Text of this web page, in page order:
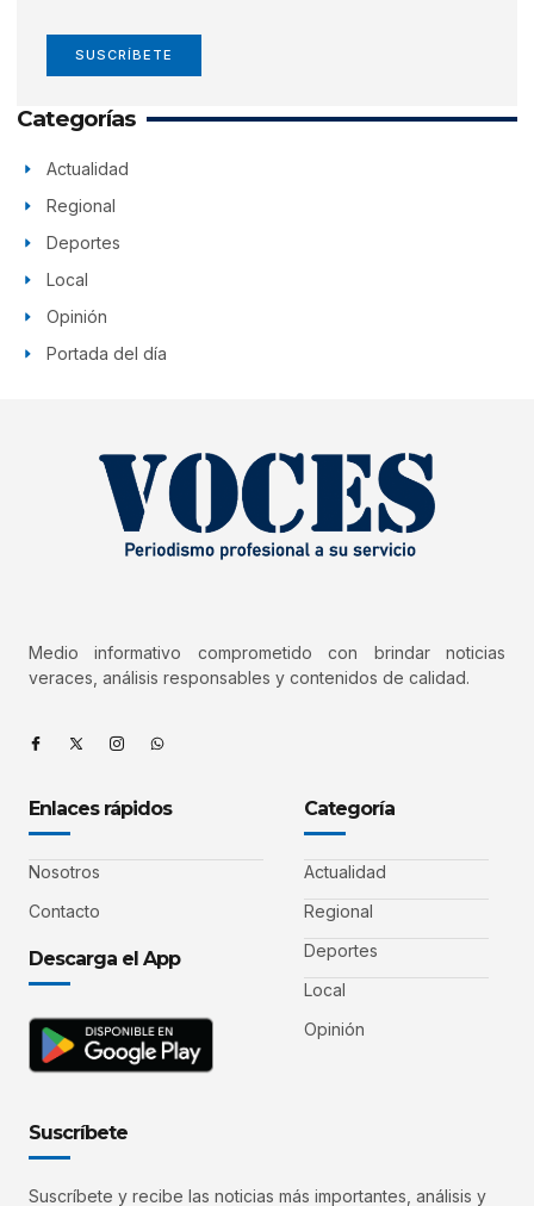
SUSCRÍBETE
Categorías
Actualidad
Regional
Deportes
Local
Opinión
Portada del día
Medio informativo comprometido con brindar noticias
veraces, análisis responsables y contenidos de calidad.
Enlaces rápidos
Nosotros
Contacto
Descarga el App
Categoría
Actualidad
Regional
Deportes
Local
Opinión
Suscríbete
Suscríbete y recibe las noticias más importantes, análisis y